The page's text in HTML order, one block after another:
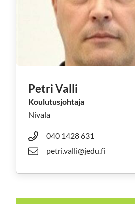
Petri Valli
Koulutusjohtaja
Nivala
040 1428 631
petri.valli@jedu.fi